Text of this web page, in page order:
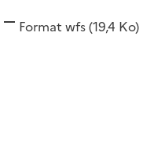
Format wfs(19,4 Ko)